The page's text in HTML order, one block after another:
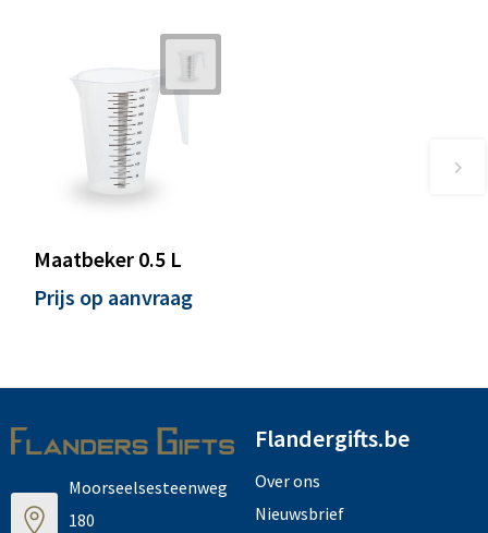
Maatbeker 0.5 L
Prijs op aanvraag
Moorseelsesteenweg
180
Flandergifts.be
Over ons
Nieuwsbrief